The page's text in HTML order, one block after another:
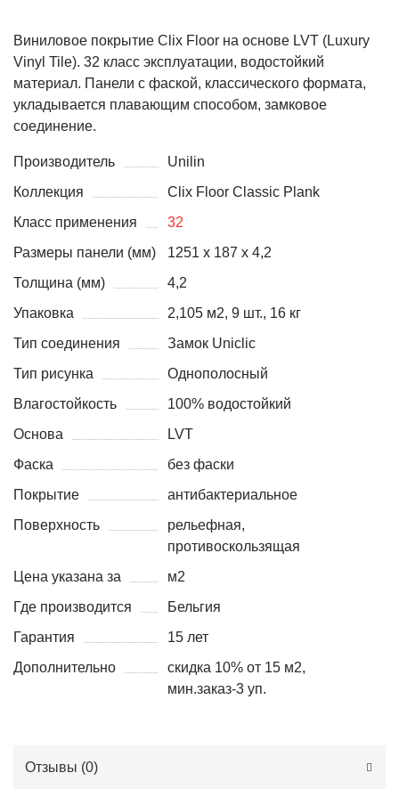
Виниловое покрытие Clix Floor на основе LVT (Luxury
Vinyl Tile). 32 класс эксплуатации, водостойкий
материал. Панели с фаской, классического формата,
укладывается плавающим способом, замковое
соединение.
Производитель
Unilin
Коллекция
Clix Floor Classic Plank
Класс применения
32
Размеры панели (мм)
1251 x 187 x 4,2
Толщина (мм)
4,2
Упаковка
2,105 м2, 9 шт., 16 кг
Тип соединения
Замок Uniclic
Тип рисунка
Однополосный
Влагостойкость
100% водостойкий
Основа
LVT
Фаска
без фаски
Покрытие
антибактериальное
Поверхность
рельефная,
противоскользящая
Цена указана за
м2
Где производится
Бельгия
Гарантия
15 лет
Дополнительно
скидка 10% от 15 м2,
мин.заказ-3 уп.
Отзывы (0)